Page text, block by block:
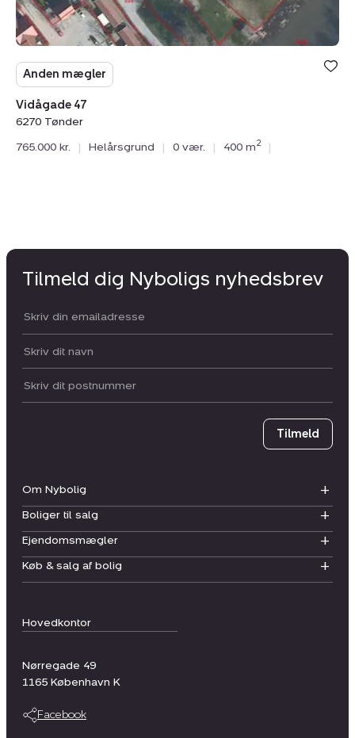
Anden mægler
Vidågade 47
6270 Tønder
765.000 kr.
| Helårsgrund | 0 vær. | 400 m2 |
Hovedkontor
Nørregade 49
1165 København K
Facebook
Om Nybolig
Boliger til salg
Ejendomsmægler
Køb & salg af bolig
Tilmeld dig Nyboligs nyhedsbrev
Din email:
Dit navn:
Postnummer
Tilmeld